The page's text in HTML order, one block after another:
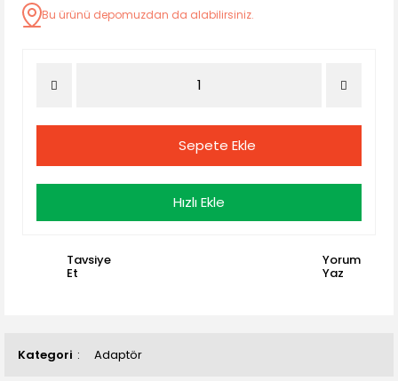
Kategori Adaptör
Bu ürünü depomuzdan da alabilirsiniz.
Sepete Ekle
Hızlı Ekle
Tavsiye
Et
Yorum
Yaz